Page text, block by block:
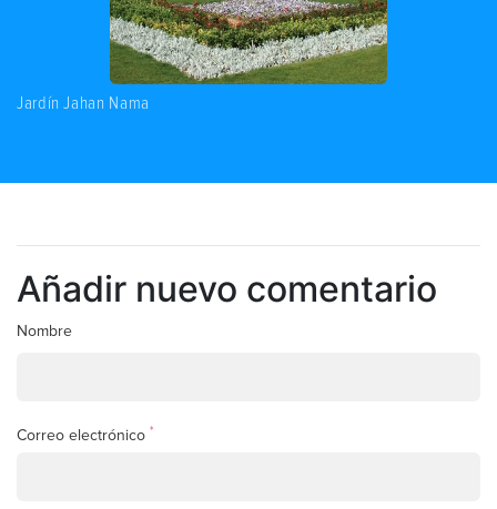
Jahan Nama
Añadir nuevo comentario
Nombre
Correo electrónico *